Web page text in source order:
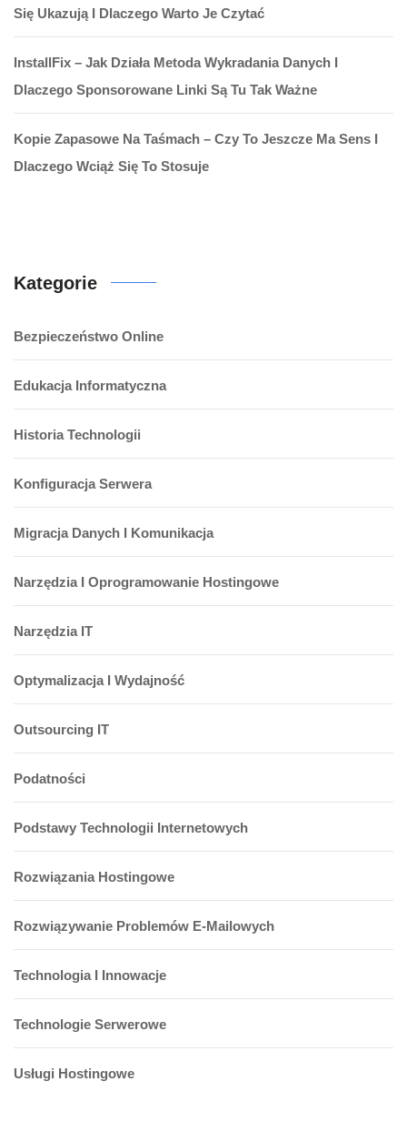
Się Ukazują I Dlaczego Warto Je Czytać
InstallFix – Jak Działa Metoda Wykradania Danych I
Dlaczego Sponsorowane Linki Są Tu Tak Ważne
Kopie Zapasowe Na Taśmach – Czy To Jeszcze Ma Sens I
Dlaczego Wciąż Się To Stosuje
Kategorie
Bezpieczeństwo Online
Edukacja Informatyczna
Historia Technologii
Konfiguracja Serwera
Migracja Danych I Komunikacja
Narzędzia I Oprogramowanie Hostingowe
Narzędzia IT
Optymalizacja I Wydajność
Outsourcing IT
Podatności
Podstawy Technologii Internetowych
Rozwiązania Hostingowe
Rozwiązywanie Problemów E-Mailowych
Technologia I Innowacje
Technologie Serwerowe
Usługi Hostingowe